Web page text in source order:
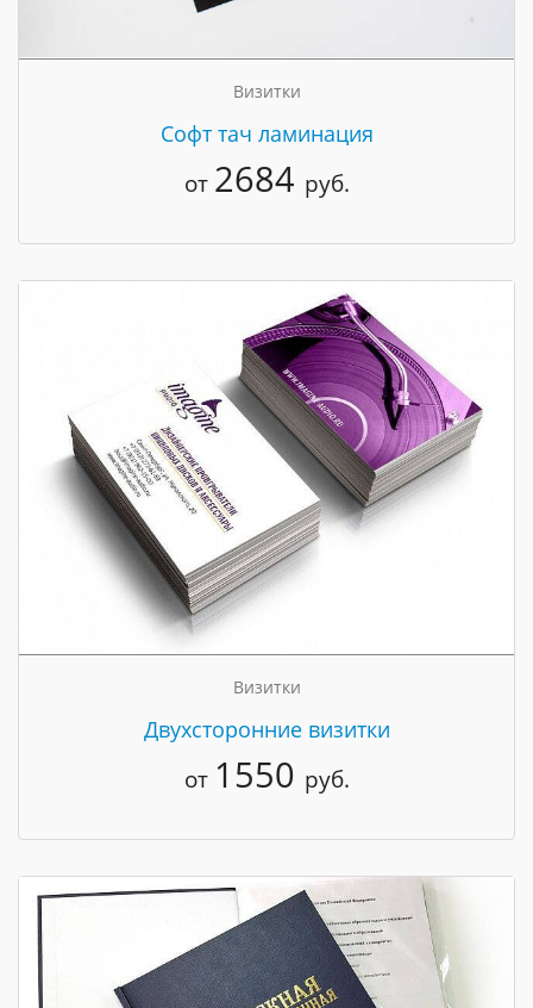
Визитки
Cофт тач ламинация
от 2684 руб.
Визитки
Двухсторонние визитки
от 1550 руб.